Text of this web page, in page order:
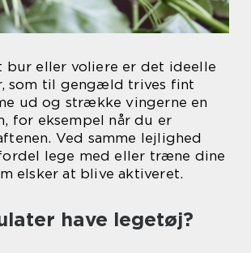
bur eller voliere er det ideelle
som til gengæld trives fint
ud og strække vingerne en
for eksempel når du er
Ved samme lejlighed
lege med eller træne dine
elsker at blive aktiveret.
have legetøj?